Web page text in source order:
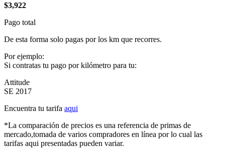
$3,922
Pago total
De esta forma solo pagas por los km que recorres.
Por ejemplo:
Si contratas tu pago por kilómetro para tu:
Attitude
SE 2017
Encuentra tu tarifa aqui
*La comparación de precios es una referencia de primas de
mercado,tomada de varios compradores en línea por lo cual las
tarifas aqui presentadas pueden variar.